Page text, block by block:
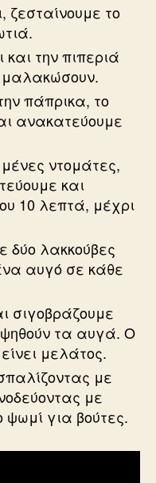
ζεσταίνουμε το
την πιπεριά
μαλακώσουν.
πάπρικα, το
ανακατεύουμε
ντομάτες,
και
10 λεπτά, μέχρι
δύο λακκούβες
αυγό σε κάθε
σιγοβράζουμε
τα αυγά. Ο
μελάτος.
με
με
ψωμί για βούτες.